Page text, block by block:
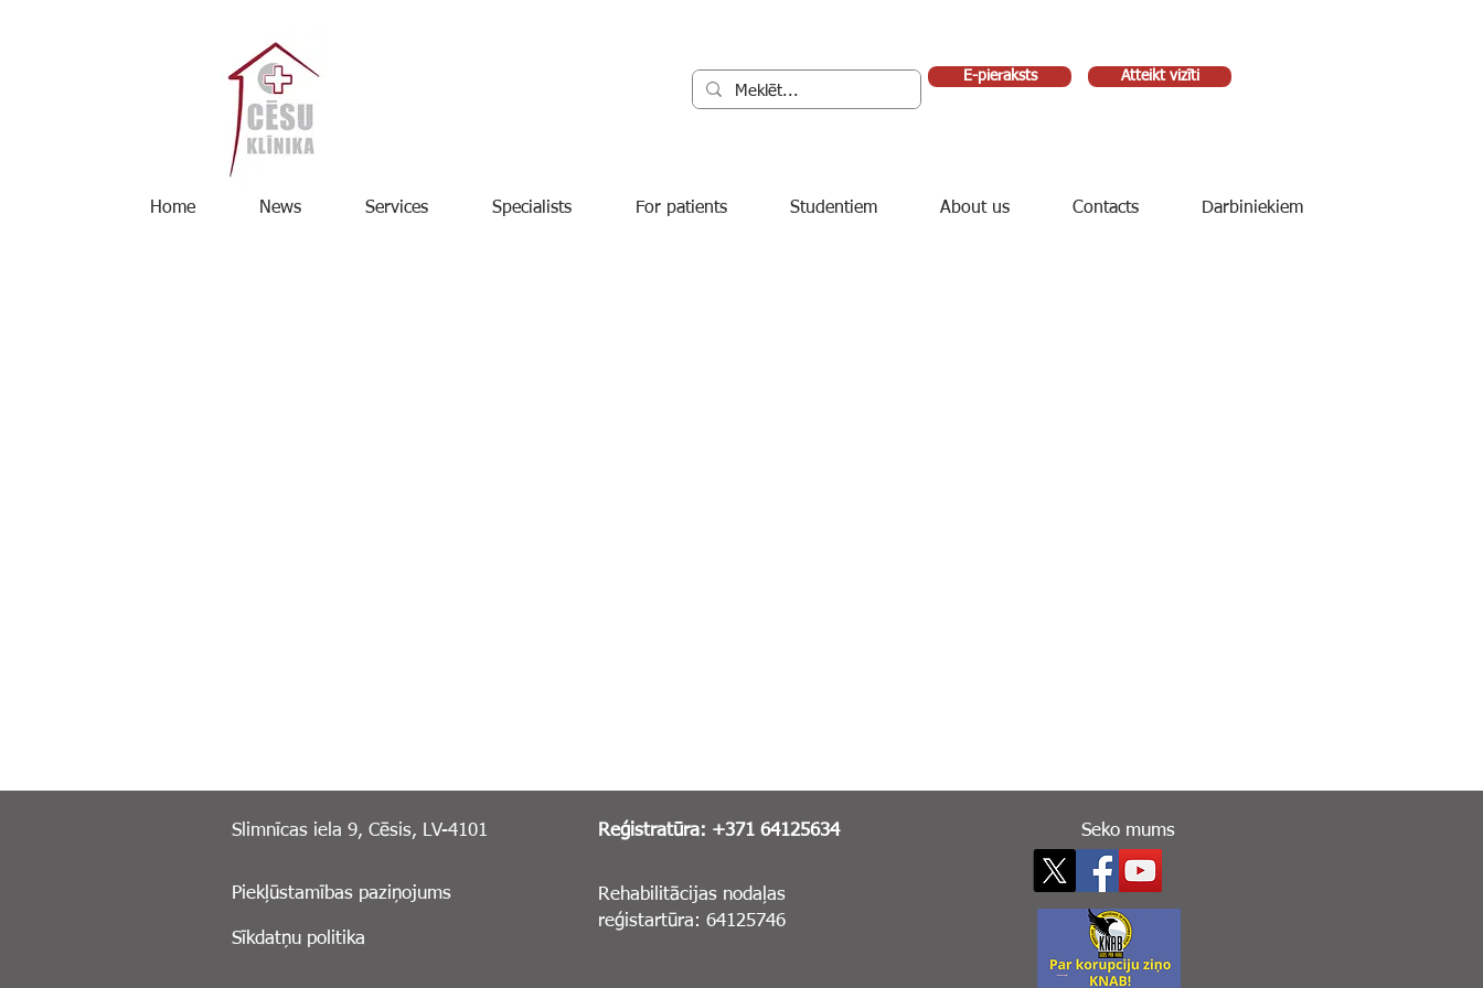
E-pieraksts Atteikt vizīti
Home News Services Specialists For patients Studentiem About us Contacts Darbiniekiem
Slimnīcas iela 9, Cēsis, LV-4101 Reģistratūra: +371 64125634
Piekļūstamības paziņojums
Sīkdatņu politika
Rehabilitācijas nodaļas
reģistartūra: 64125746
Seko mums